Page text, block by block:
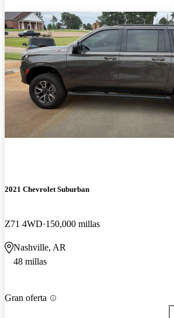
2021 Chevrolet Suburban
Z71 4WD 150,000 millas
Nashville, AR
48 millas
Gran oferta